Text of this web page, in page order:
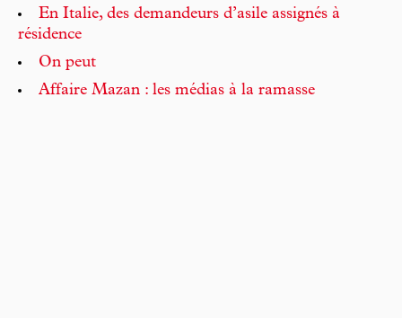
En Italie, des demandeurs d’asile assignés à
résidence
On peut
Affaire Mazan : les médias à la ramasse